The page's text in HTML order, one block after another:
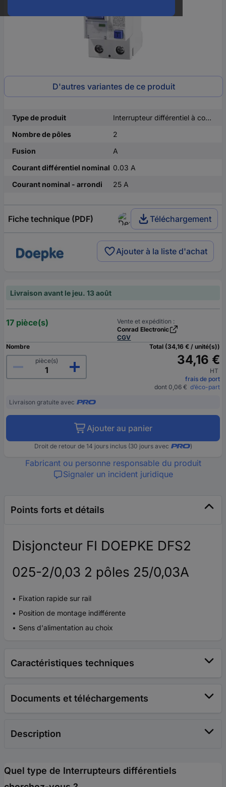
D'autres variantes de ce produit
Type de produit
Interrupteur différentiel à courant résiduel
Nombre de pôles
2
Fusion
A
Courant différentiel nominal 0.03 A
Courant nominal - arrondi
25 A
Fiche technique (PDF) Téléchargement
Ajouter à la liste d'achat
Livraison avant le jeu. 13 août
17 pièce(s)
Vente et expédition :
Conrad Electronic
CGV
Nombre
pièce(s)
Total (34,16 € / unité(s))
34,16 €
HT
frais de port
dont 0,06 € d’éco-part
Livraison gratuite avec
Ajouter au panier
Droit de retour de 14 jours inclus (30 jours avec )
Fabricant ou personne responsable du produit
Signaler un incident juridique
Points forts et détails
Disjoncteur FI DOEPKE DFS2
025-2/0,03 2 pôles 25/0,03A
Fixation rapide sur rail
Position de montage indifférente
Sens d'alimentation au choix
Caractéristiques techniques
Documents et téléchargements
Description
Quel type de Interrupteurs différentiels